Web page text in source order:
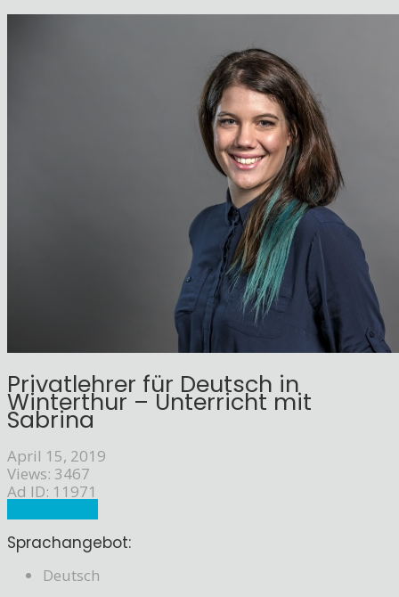
Privatlehrer für Deutsch in
Winterthur – Unterricht mit
Sabrina
April 15, 2019
Views: 3467
Ad ID: 11971
Sprachangebot:
Deutsch